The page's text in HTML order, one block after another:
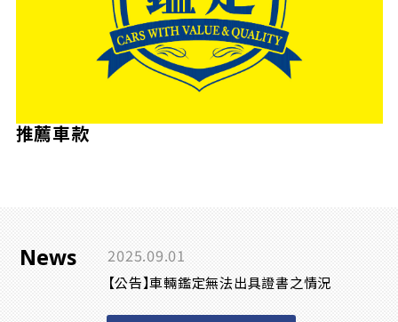
推薦車款
News 2025.09.01
【公告】車輛鑑定無法出具證書之情況